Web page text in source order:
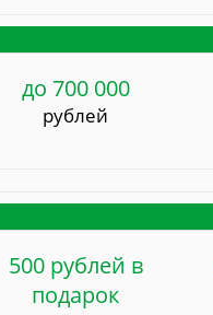
до 700 000
рублей
500 рублей в
подарок